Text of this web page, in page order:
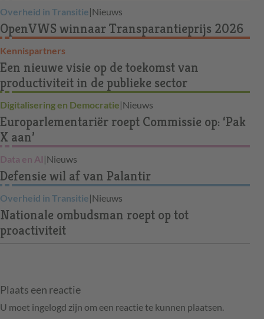
Overheid in Transitie|Nieuws
OpenVWS winnaar Transparantieprijs 2026
Kennispartners
Een nieuwe visie op de toekomst van
productiviteit in de publieke sector
Digitalisering en Democratie|Nieuws
Europarlementariër roept Commissie op: ‘Pak
X aan’
Data en AI |Nieuws
Defensie wil af van Palantir
Overheid in Transitie|Nieuws
Nationale ombudsman roept op tot
proactiviteit
Plaats een reactie
U moet ingelogd zijn om een reactie te kunnen plaatsen.